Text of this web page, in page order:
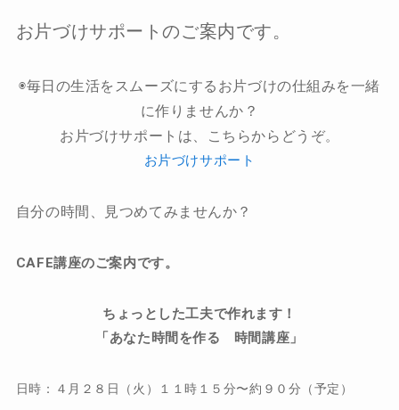
お片づけサポートのご案内です。
◉毎日の生活をスムーズにするお片づけの仕組みを一緒
に作りませんか？
お片づけサポートは、こちらからどうぞ。
お片づけサポート
自分の時間、見つめてみませんか？
CAFE講座のご案内です。
ちょっとした工夫で作れます！
「あなた時間を作る 時間講座」
日時： ４月２８日（火）１１時１５分〜約９０分（予定）